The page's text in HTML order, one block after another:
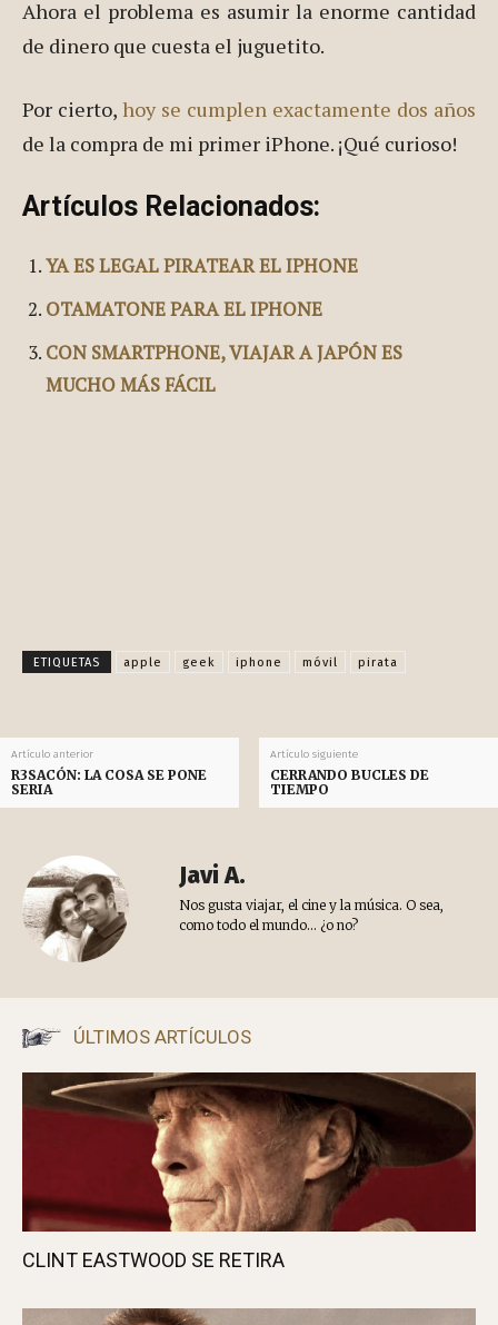
Ahora el problema es asumir la enorme cantidad
de dinero que cuesta el juguetito.
Por cierto, hoy se cumplen exactamente dos años
de la compra de mi primer iPhone. ¡Qué curioso!
Artículos Relacionados:
YA ES LEGAL PIRATEAR EL IPHONE
OTAMATONE PARA EL IPHONE
CON SMARTPHONE, VIAJAR A JAPÓN ES
MUCHO MÁS FÁCIL
ETIQUETAS apple geek iphone móvil pirata
Artículo anterior
R3SACÓN: LA COSA SE PONE
SERIA
Artículo siguiente
CERRANDO BUCLES DE
TIEMPO
Javi A.
Nos gusta viajar, el cine y la música. O sea,
como todo el mundo... ¿o no?
ÚLTIMOS ARTÍCULOS
CLINT EASTWOOD SE RETIRA